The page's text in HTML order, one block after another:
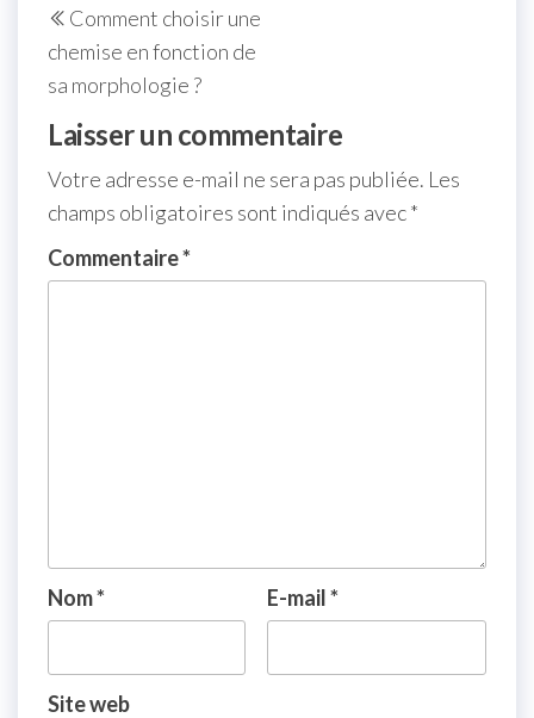
Comment choisir une
chemise en fonction de
sa morphologie ?
Laisser un commentaire
Votre adresse e-mail ne sera pas publiée. Les
champs obligatoires sont indiqués avec*
Commentaire*
Nom* E-mail*
Site web